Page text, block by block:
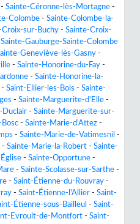
- Sainte-Céronne-lès-Mortagne -
Colombe - Sainte-Colombe-la-
Croix-sur-Buchy - Sainte-Croix-
Sainte-Gauburge-Sainte-Colombe
Geneviève-lès-Gasny -
- Sainte-Honorine-du-Fay -
- Sainte-Honorine-la-
- Saint-Ellier-les-Bois - Sainte-
- Sainte-Marguerite-d'Elle -
Duclair - Sainte-Marguerite-sur-
- Sainte-Marie-d'Attez -
- Sainte-Marie-de-Vatimesnil -
- Sainte-Marie-la-Robert - Sainte-
- Sainte-Opportune -
- Sainte-Scolasse-sur-Sarthe -
- Saint-Étienne-du-Rouvray -
- Saint-Étienne-l'Allier - Saint-
Étienne-sous-Bailleul - Saint-
Evroult-de-Montfort - Saint-